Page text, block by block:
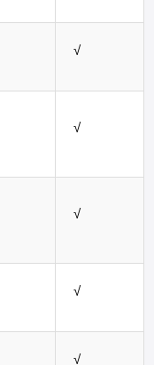
√
√
√
√
√